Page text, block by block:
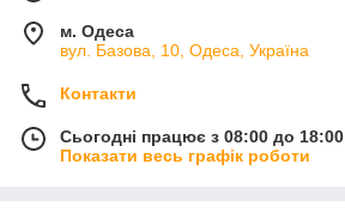
м. Одеса
вул. Базова, 10, Одеса, Україна
Контакти
Сьогодні працює з 08:00 до 18:00
Показати весь графік роботи